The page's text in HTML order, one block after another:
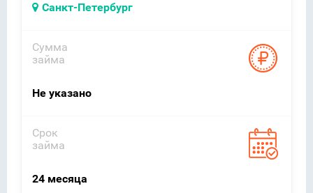
Санкт-Петербург
Сумма
займа
Не указано
Срок
займа
24 месяца